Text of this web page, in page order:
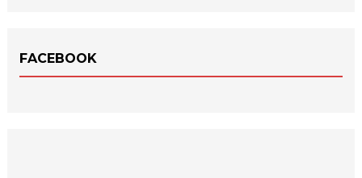
FACEBOOK